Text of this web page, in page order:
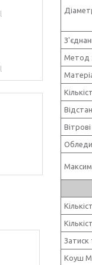
Метод
Коуш